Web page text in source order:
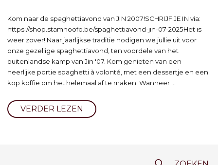
Kom naar de spaghettiavond van JIN 2007!SCHRIJF JE IN via:
https://shop.stamhoofd.be/spaghettiavond-jin-07-2025Het is
weer zover! Naar jaarlijkse traditie nodigen we jullie uit voor
onze gezellige spaghettiavond, ten voordele van het
buitenlandse kamp van Jin '07. Kom genieten van een
heerlijke portie spaghetti à volonté, met een dessertje en een
kop koffie om het helemaal af te maken. Wanneer ...
VERDER LEZEN